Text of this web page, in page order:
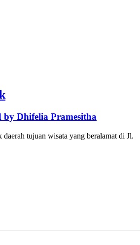
by Dhifelia Pramesitha
daerah tujuan wisata yang beralamat di Jl.